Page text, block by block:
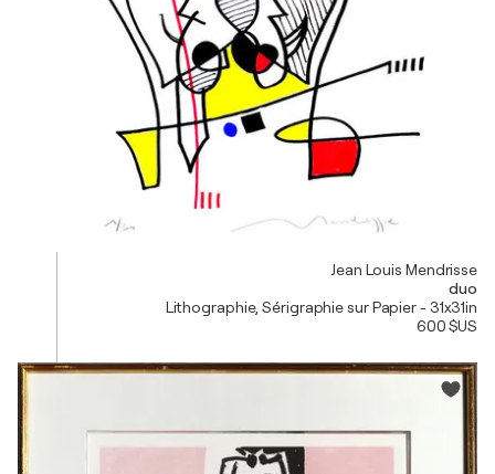
Jean Louis Mendrisse
duo
Lithographie, Sérigraphie sur Papier - 31x31in
600 $US